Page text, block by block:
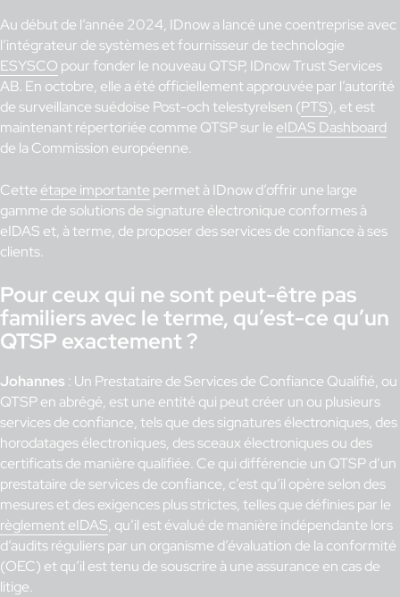
Au début de l’année 2024, IDnow a lancé une coentreprise avec
l’intégrateur de systèmes et fournisseur de technologie
ESYSCO pour fonder le nouveau QTSP, IDnow Trust Services
AB. En octobre, elle a été officiellement approuvée par l’autorité
de surveillance suédoise Post-och telestyrelsen (PTS), et est
maintenant répertoriée comme QTSP sur le eIDAS Dashboard
de la Commission européenne.
Cette étape importante permet à IDnow d’offrir une large
gamme de solutions de signature électronique conformes à
eIDAS et, à terme, de proposer des services de confiance à ses
clients.
Pour ceux qui ne sont peut-être pas
familiers avec le terme, qu’est-ce qu’un
QTSP exactement ?
Johannes : Un Prestataire de Services de Confiance Qualifié, ou
QTSP en abrégé, est une entité qui peut créer un ou plusieurs
services de confiance, tels que des signatures électroniques, des
horodatages électroniques, des sceaux électroniques ou des
certificats de manière qualifiée. Ce qui différencie un QTSP d’un
prestataire de services de confiance, c’est qu’il opère selon des
mesures et des exigences plus strictes, telles que définies par le
règlement eIDAS, qu’il est évalué de manière indépendante lors
d’audits réguliers par un organisme d’évaluation de la conformité
(OEC) et qu’il est tenu de souscrire à une assurance en cas de
litige.